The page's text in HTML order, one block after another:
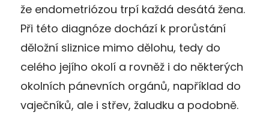
že endometriózou trpí každá desátá žena.
Při této diagnóze dochází k prorůstání
děložní sliznice mimo dělohu, tedy do
celého jejího okolí a rovněž i do některých
okolních pánevních orgánů, například do
vaječníků, ale i střev, žaludku a podobně.